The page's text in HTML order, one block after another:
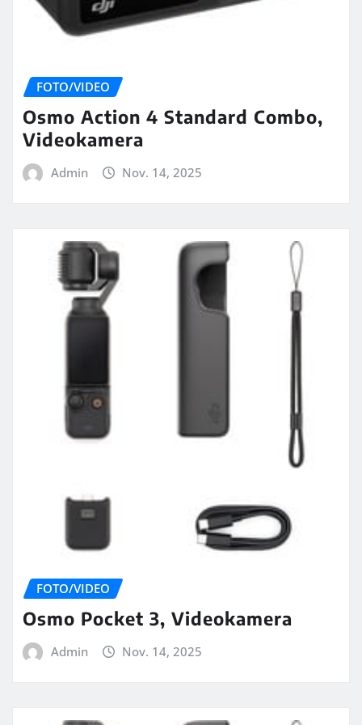
FOTO/VIDEO
Osmo Action 4 Standard Combo,
Videokamera
Admin Nov. 14, 2025
FOTO/VIDEO
Osmo Pocket 3, Videokamera
Admin Nov. 14, 2025